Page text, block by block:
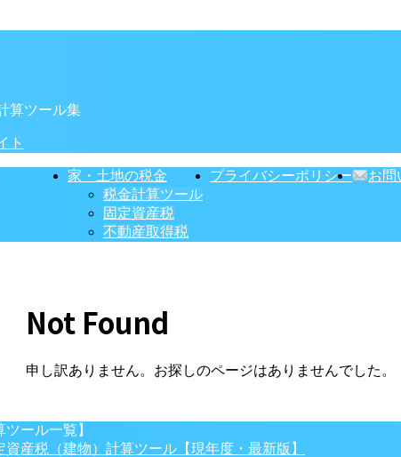
算ツール集
ト
家・土地の税金
税金計算ツール
固定資産税
不動産取得税
プライバシーポリシー お問
Not Found
申し訳ありません。お探しのページはありませんでした。
ツール一覧】
資産税（建物）計算ツール【現年度・最新版】